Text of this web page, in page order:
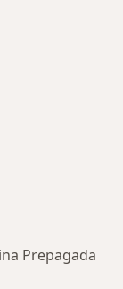
Prepagada